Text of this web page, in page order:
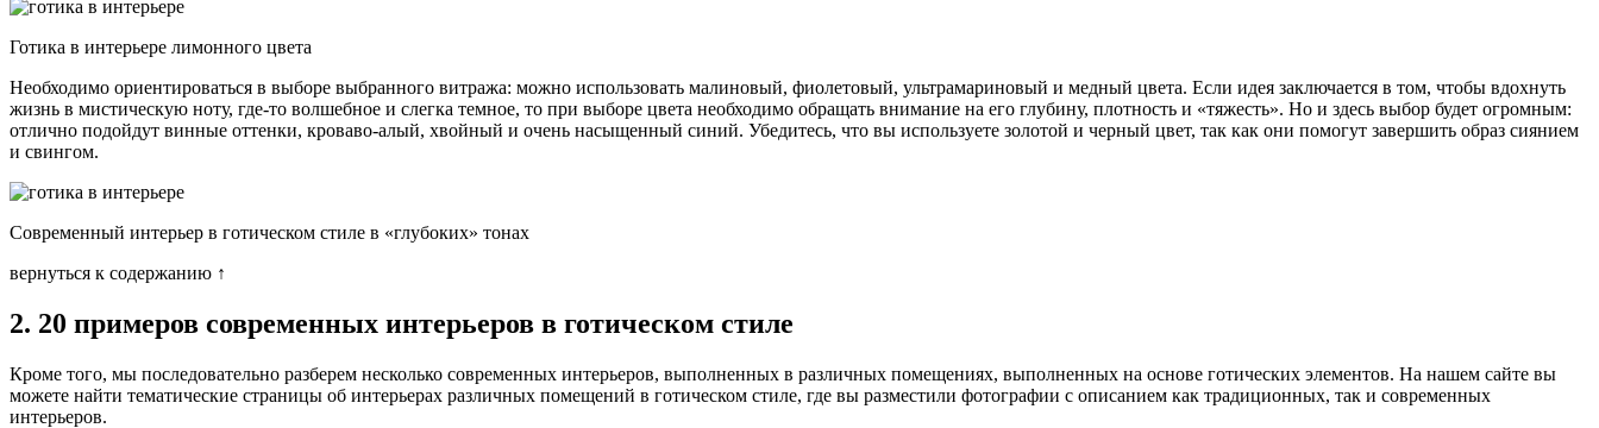
Готика в интерьере лимонного цвета
Необходимо ориентироваться в выборе выбранного витража: можно использовать малиновый, фиолетовый, ультрамариновый и медный цвета. Если идея заключается в том, чтобы вдохнуть
жизнь в мистическую ноту, где-то волшебное и слегка темное, то при выборе цвета необходимо обращать внимание на его глубину, плотность и «тяжесть». Но и здесь выбор будет огромным:
отлично подойдут винные оттенки, кроваво-алый, хвойный и очень насыщенный синий. Убедитесь, что вы используете золотой и черный цвет, так как они помогут завершить образ сиянием
и свингом.
Современный интерьер в готическом стиле в «глубоких» тонах
вернуться к содержанию ↑
2. 20 примеров современных интерьеров в готическом стиле
Кроме того, мы последовательно разберем несколько современных интерьеров, выполненных в различных помещениях, выполненных на основе готических элементов. На нашем сайте вы
можете найти тематические страницы об интерьерах различных помещений в готическом стиле, где вы разместили фотографии с описанием как традиционных, так и современных
интерьеров.